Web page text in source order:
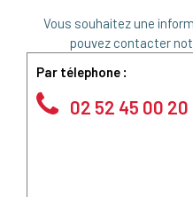
Vous souhaitez une
pouvez contacter
Par télephone :
02 52 45 00 20